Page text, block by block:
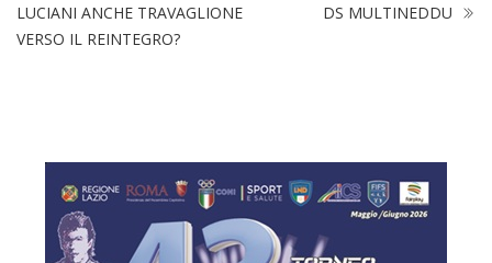
LUCIANI ANCHE TRAVAGLIONE
VERSO IL REINTEGRO?
DS MULTINEDDU